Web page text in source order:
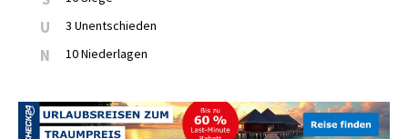
U 3 Unentschieden
N 10 Niederlagen